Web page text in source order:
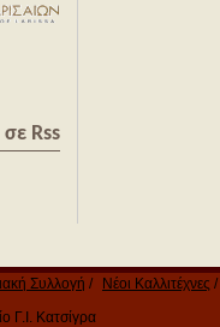
Rss
Συλλογή
Νέοι Καλλιτέχνες
Γ.Ι. Κατσίγρα